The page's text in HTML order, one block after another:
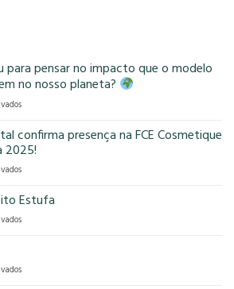
para pensar no impacto que o modelo
no nosso planeta?
em
já
parou
para
pensar
impacto
o
tem
confirma presença na FCE Cosmetique
2025!
em
RCRambiental
presença
e
Estufa
em
Estufa
em